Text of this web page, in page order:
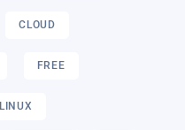
CLOUD
FREE
LINUX